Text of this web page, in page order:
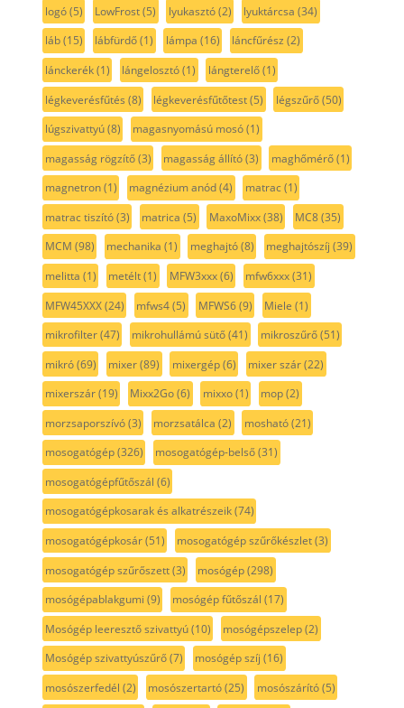
logó(5) LowFrost(5) lyukasztó(2) lyuktárcsa (34)
láb(15) lábfürdő(1) lámpa (16) láncfűrész (2)
lánckerék(1) lángelosztó(1) lángterelő(1)
légkeverésfűtés (8) légkeverésfűtőtest(5) légszűrő(50)
lúgszivattyú(8) magasnyomású mosó(1)
magasság rögzítő(3) magasság állító(3) maghőmérő(1)
magnetron(1) magnézium anód(4) matrac(1)
matrac tiszító(3) matrica (5) MaxoMixx(38) MC8(35)
MCM (98) mechanika (1) meghajtó(8) meghajtószíj (39)
melitta (1) metélt(1) MFW3xxx(6) mfw6xxx(31)
MFW45XXX(24) mfws4(5) MFWS6(9) Miele (1)
mikrofilter(47) mikrohullámú sütő(41) mikroszűrő(51)
mikró(69) mixer(89) mixergép(6) mixer szár(22)
mixerszár(19) Mixx2Go(6) mixxo(1) mop(2)
morzsaporszívó(3) morzsatálca (2) mosható(21)
mosogatógép(326) mosogatógép-belső(31)
mosogatógépfűtőszál (6)
mosogatógépkosarak és alkatrészeik(74)
mosogatógépkosár(51) mosogatógép szűrőkészlet(3)
mosogatógép szűrőszett(3) mosógép(298)
mosógépablakgumi (9) mosógép fűtőszál (17)
Mosógép leeresztő szivattyú(10) mosógépszelep(2)
Mosógép szivattyúszűrő(7) mosógép szíj (16)
mosószerfedél (2) mosószertartó(25) mosószárító(5)